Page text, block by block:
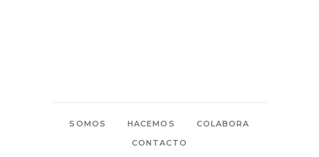
SOMOS HACEMOS
COLABORA
CONTACTO